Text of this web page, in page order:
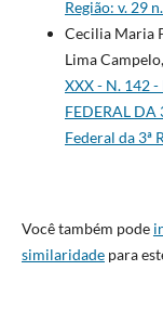
Região: v. 29
Cecilia Maria
Lima
XXX - N. 142 -
FEDERAL DA
Federal da 3ª
Você também pode
similaridadepara